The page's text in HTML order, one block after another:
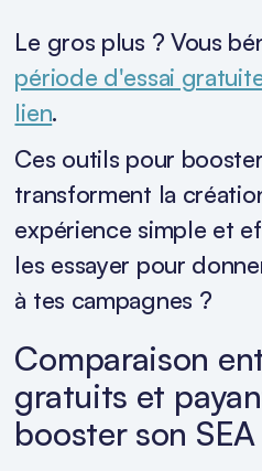
Le gros plus ? Vous
période d'essai
lien.
Ces outils pour
transforment la
expérience simple et
les essayer pour
à tes campagnes ?
Comparaison
gratuits et
booster son SEA